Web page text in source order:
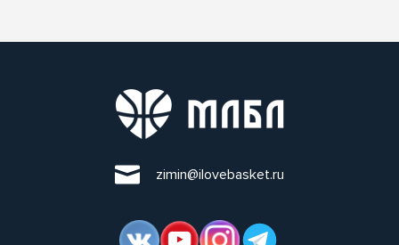
zimin@ilovebasket.ru